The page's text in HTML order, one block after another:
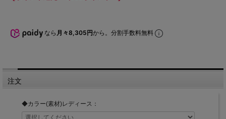
なら 月々8,305円から。分割手数料無料
注文
◆カラー(素材)レディース：